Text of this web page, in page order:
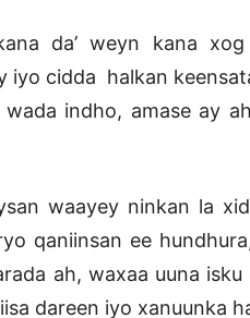
da’ weyn kana xog
iyo cidda halkan
indho, amase ay
waayey ninkan la
qaniinsan ee
ah, waxaa uuna
dareen iyo xanuunka